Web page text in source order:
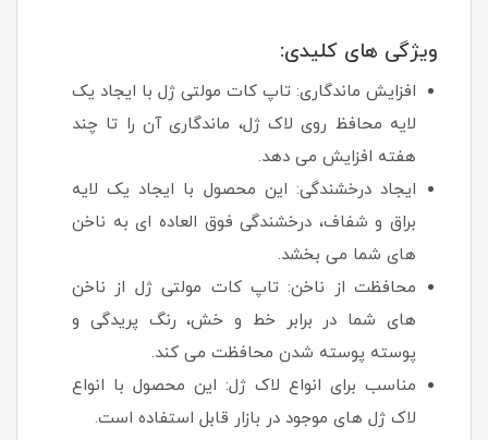
ویژگی های کلیدی:
افزایش ماندگاری: تاپ کات مولتی ژل با ایجاد یک
لایه محافظ روی لاک ژل، ماندگاری آن را تا چند
هفته افزایش می دهد.
ایجاد درخشندگی: این محصول با ایجاد یک لایه
براق و شفاف، درخشندگی فوق العاده ای به ناخن
های شما می بخشد.
محافظت از ناخن: تاپ کات مولتی ژل از ناخن
های شما در برابر خط و خش، رنگ پریدگی و
پوسته پوسته شدن محافظت می کند.
مناسب برای انواع لاک ژل: این محصول با انواع
لاک ژل های موجود در بازار قابل استفاده است.